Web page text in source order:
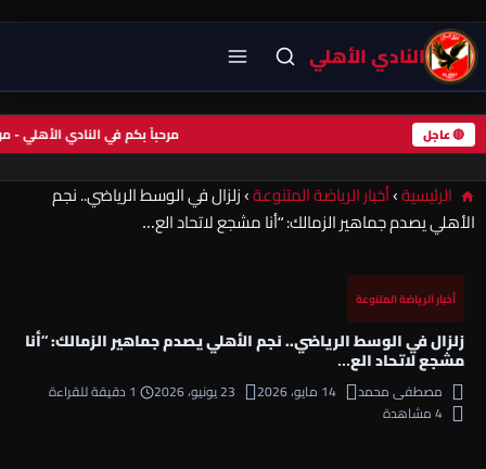
النادي الأهلي
🔴 عاجل مرحباً بكم في النادي
الرئيسية›أخبار الرياضة المتنوعة›زلزال في الوسط الرياضي.. نجم
الأهلي يصدم جماهير الزمالك: “أنا مشجع لاتحاد الع…
أخبار الرياضة المتنوعة
زلزال في الوسط الرياضي.. نجم الأهلي يصدم جماهير الزمالك: “أنا
مشجع لاتحاد الع…
مصطفى محمد 14 مايو، 2026 23 يونيو، 2026
1 دقيقة للقراءة
4 مشاهدة